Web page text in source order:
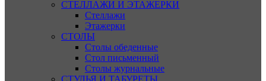
СТЕЛЛАЖИ И ЭТАЖЕРКИ
Стеллажи
Этажерки
СТОЛЫ
Столы обеденные
Стол письменный
Столы журнальные
СТУЛЬЯ И ТАБУРЕТЫ